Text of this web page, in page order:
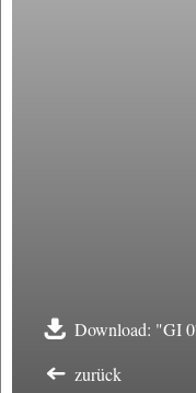
Download: "GI
zurück